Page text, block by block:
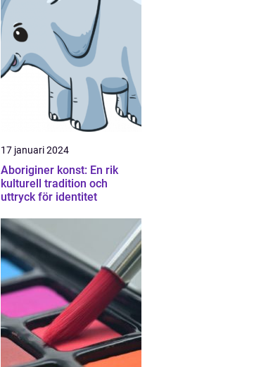
17 januari 2024
Aboriginer konst: En rik
kulturell tradition och
uttryck för identitet